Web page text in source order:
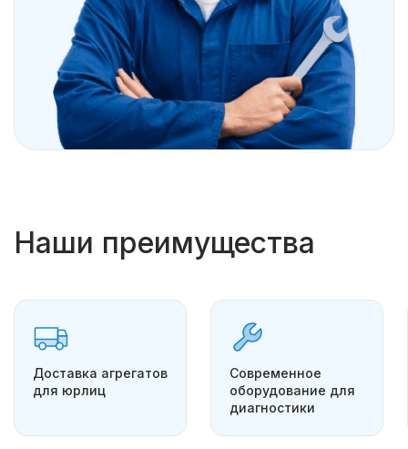
Наши преимущества
Доставка агрегатов
для юрлиц
Современное
оборудование для
диагностики